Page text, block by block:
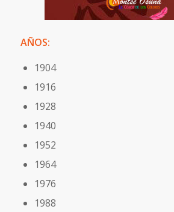
AÑOS:
1904
1916
1928
1940
1952
1964
1976
1988